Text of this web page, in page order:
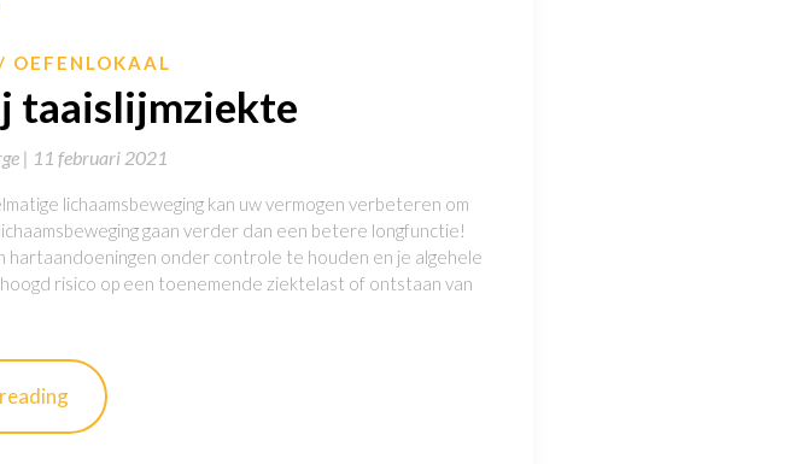
OEFENLOKAAL
taaislijmziekte
| 11 februari 2021
lichaamsbeweging kan uw vermogen verbeteren om
gaan verder dan een betere longfunctie!
onder controle te houden en je algehele
risico op een toenemende ziektelast of ontstaan van